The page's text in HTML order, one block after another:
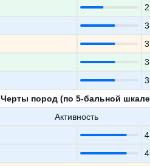
2
3
3
3
3
Черты пород (по 5-бальной
Активность
4
4